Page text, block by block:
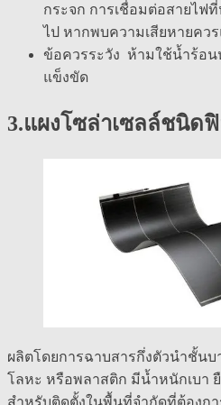
กระจก การเชื่อมต่อสายไฟ
ไป หากพบความเสียหายคว
ข้อควรระวัง ห้ามใช้น้ำร้อ
แข็งขัด
3.แผงโซล่าเซลล์ชนิด
ผลิตโดยการฉาบสารกึ่งตัวนำชั้นบ
โลหะ หรือพลาสติก มีน้ำหนักเบา
สำหรับติดตั้งในพื้นที่จำกัดที่ต้องก